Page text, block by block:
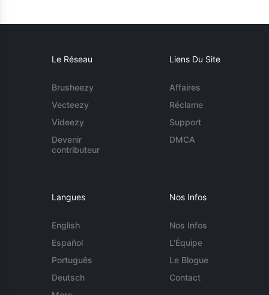
Le Réseau
Brusheezy
Vecteezy
Videezy
Devenir
contributeur
Liens Du Site
Affaires
Réclame
Support
DMCA
Langues
English
Español
Português
Deutsch
Nos Infos
Nos Infos
L'Équipe
Le Blogue
Contact